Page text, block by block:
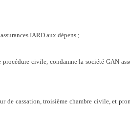
IARD aux dépens ;
civile, condamne la société GAN
de cassation, troisième chambre civile, et